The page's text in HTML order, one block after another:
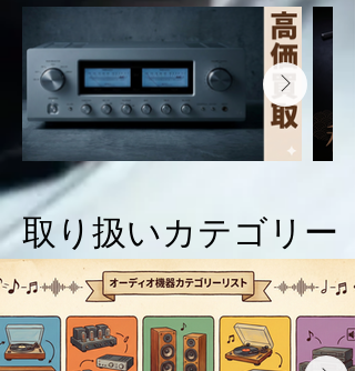
取り扱いカテゴリー
取り扱いカテゴリー